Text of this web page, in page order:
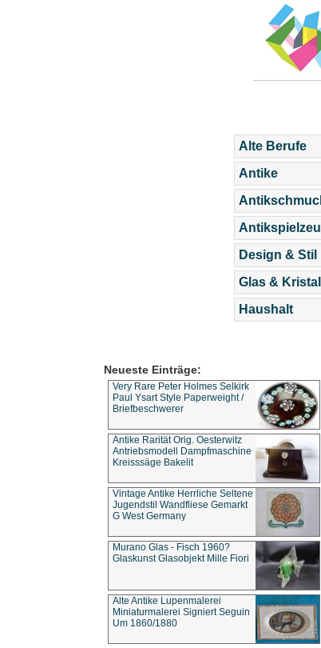
Alte Berufe
Antike
Design & Stil
Glas & Kristall
Haushalt
Neueste Einträge:
Very Rare Peter Holmes Selkirk
Paul Ysart Style Paperweight /
Briefbeschwerer
Antike Rarität Orig. Oesterwitz
Antriebsmodell Dampfmaschine
Kreisssäge Bakelit
Vintage Antike Herrliche Seltene
Jugendstil Wandfliese Gemarkt
G West Germany
Murano Glas - Fisch 1960?
Glaskunst Glasobjekt Mille Fiori
Alte Antike Lupenmalerei
Miniaturmalerei Signiert Seguin
Um 1860/1880